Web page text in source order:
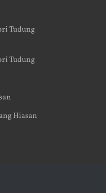
Tudung
Tudung
Hiasan